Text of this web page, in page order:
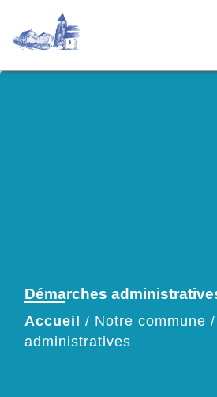
Démarches
Accueil / Notre commune /
administratives